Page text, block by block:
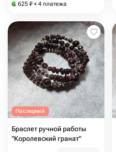
625 ₽ × 4 платежа
Последний
Браслет ручной работы
"Королевский гранат"